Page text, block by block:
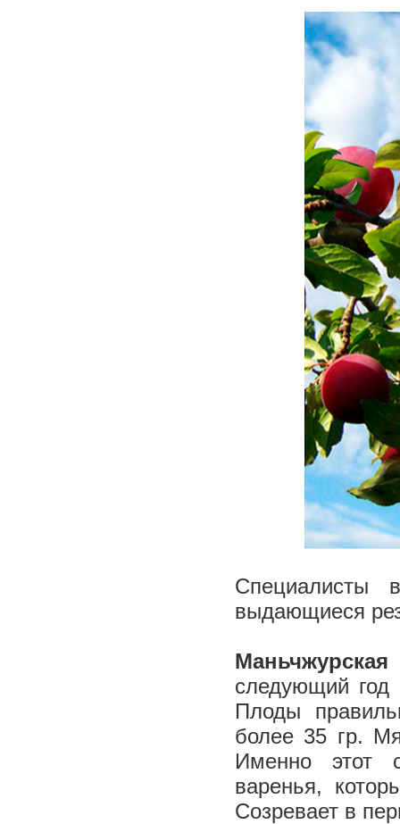
Специалисты
выдающиеся
следующий год
Плоды
более 35 гр.
Именно этот
варенья,
Cозревает в